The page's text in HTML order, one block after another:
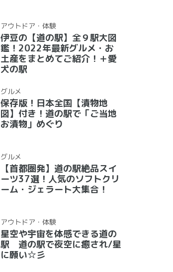
アウトドア・体験
伊豆の【道の駅】全９駅大図
鑑！2022年最新グルメ・お
土産をまとめてご紹介！＋愛
犬の駅
グルメ
保存版！日本全国【漬物地
図】付き！道の駅で「ご当地
お漬物」めぐり
グルメ
【首都圏発】道の駅絶品スイ
ーツ37選！人気のソフトクリ
ーム・ジェラート大集合！
アウトドア・体験
星空や宇宙を体感できる道の
駅 道の駅で夜空に癒され/星
に願い☆彡